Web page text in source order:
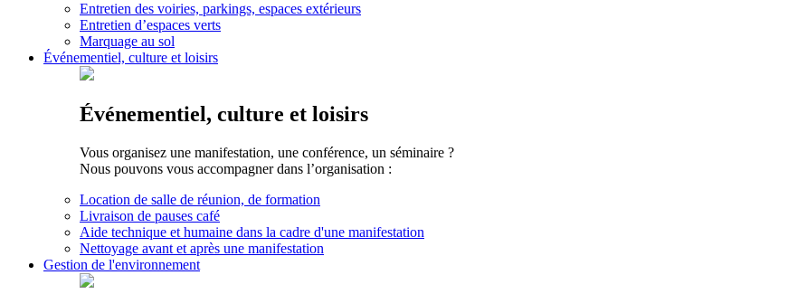
Entretien des voiries, parkings, espaces extérieurs
Entretien d’espaces verts
Marquage au sol
Événementiel, culture et loisirs
Événementiel, culture et loisirs
Vous organisez une manifestation, une conférence, un séminaire ?
Nous pouvons vous accompagner dans l’organisation :
Location de salle de réunion, de formation
Livraison de pauses café
Aide technique et humaine dans la cadre d'une manifestation
Nettoyage avant et après une manifestation
Gestion de l'environnement